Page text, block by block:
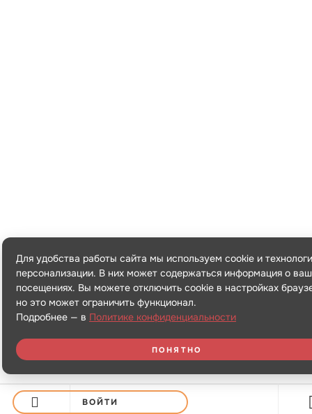
ВОЙТИ
Для удобства работы сайта мы используем cookie и
персонализации. В них может содержаться информация о
посещениях. Вы можете отключить cookie в настройках
но это может ограничить функционал.
Подробнее — в Политике конфиденциальности
ПОНЯТНО